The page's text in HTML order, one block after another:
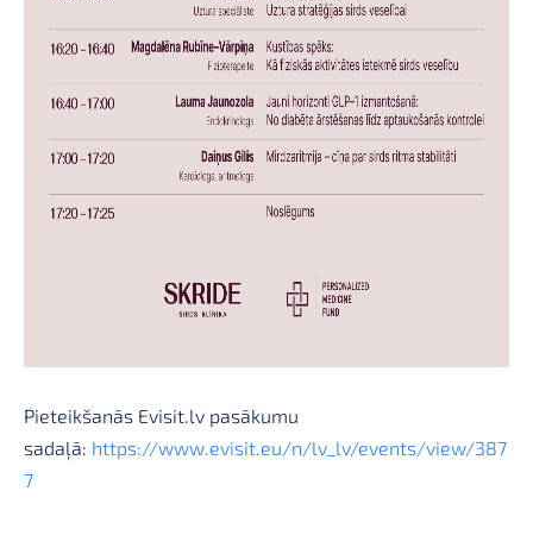
Pieteikšanās Evisit.lv pasākumu
sadaļā: https://www.evisit.eu/n/lv_lv/events/view/387
7